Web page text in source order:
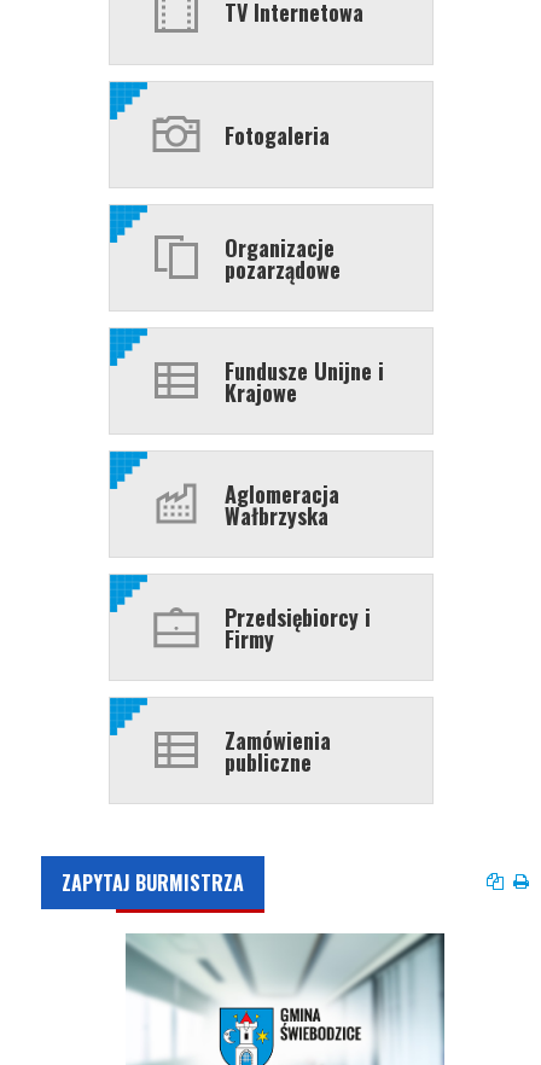
TV Internetowa
Fotogaleria
Organizacje
pozarządowe
Fundusze Unijne i
Krajowe
Aglomeracja
Wałbrzyska
Przedsiębiorcy i
Firmy
Zamówienia
publiczne
ZAPYTAJ BURMISTRZA